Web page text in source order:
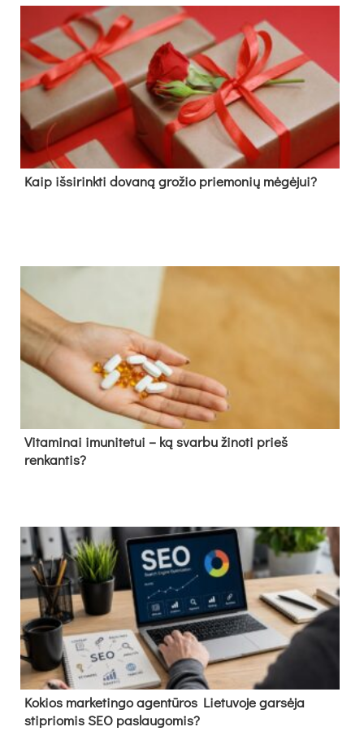
Kaip išsirinkti dovaną grožio priemonių mėgėjui?
Vitaminai imunitetui – ką svarbu žinoti prieš
renkantis?
Kokios marketingo agentūros Lietuvoje garsėja
stipriomis SEO paslaugomis?